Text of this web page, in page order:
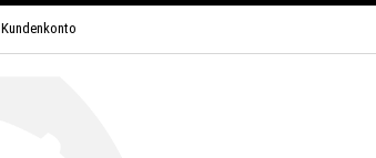
Kundenkonto